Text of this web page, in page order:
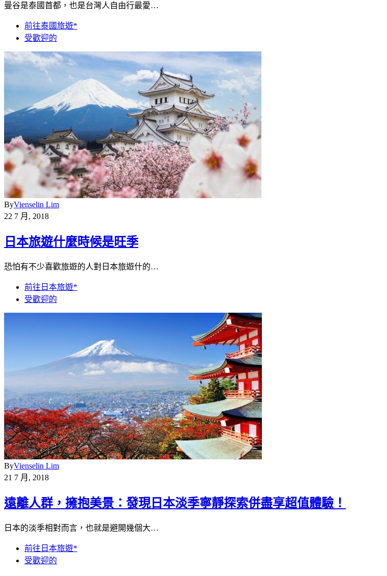
曼谷是泰國首都，也是台灣人自由行最愛…
前往泰國旅遊*
受歡迎的
ByVienselin Lim
22 7 月, 2018
日本旅遊什麼時候是旺季
恐怕有不少喜歡旅遊的人對日本旅遊什的…
前往日本旅遊*
受歡迎的
ByVienselin Lim
21 7 月, 2018
遠離人群，擁抱美景：發現日本淡季寧靜探索併盡享超值體驗！
日本的淡季相對而言，也就是避開幾個大…
前往日本旅遊*
受歡迎的